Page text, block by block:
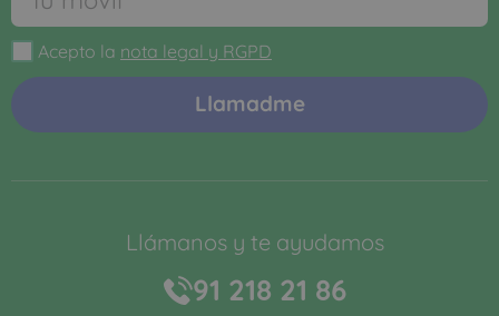
Acepto la nota legal y RGPD
Llamadme
Llámanos y te ayudamos
91 218 21 86